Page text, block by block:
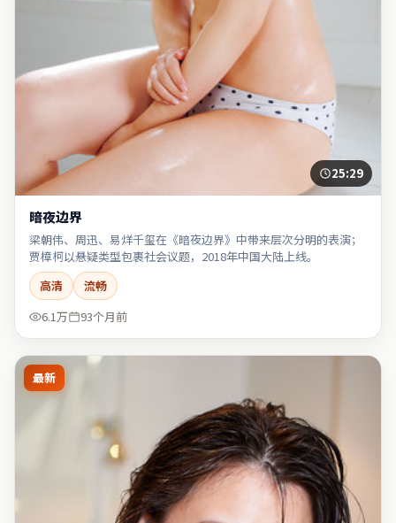
25:29
暗夜边界
梁朝伟、周迅、易烊千玺在《暗夜边界》中带来层次分明的表演；
贾樟柯以悬疑类型包裹社会议题，2018年中国大陆上线。
高清
流畅
6.1万
93个月前
最新